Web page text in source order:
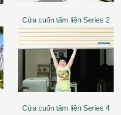
Cửa cuốn tấm liền Series 2
Cửa cuốn tấm liền Series 4